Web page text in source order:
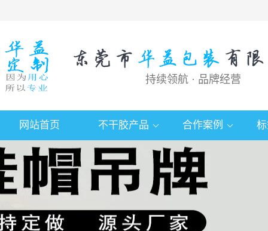
持续领航 · 品牌经营
网站首页 不干胶产品 合作案例